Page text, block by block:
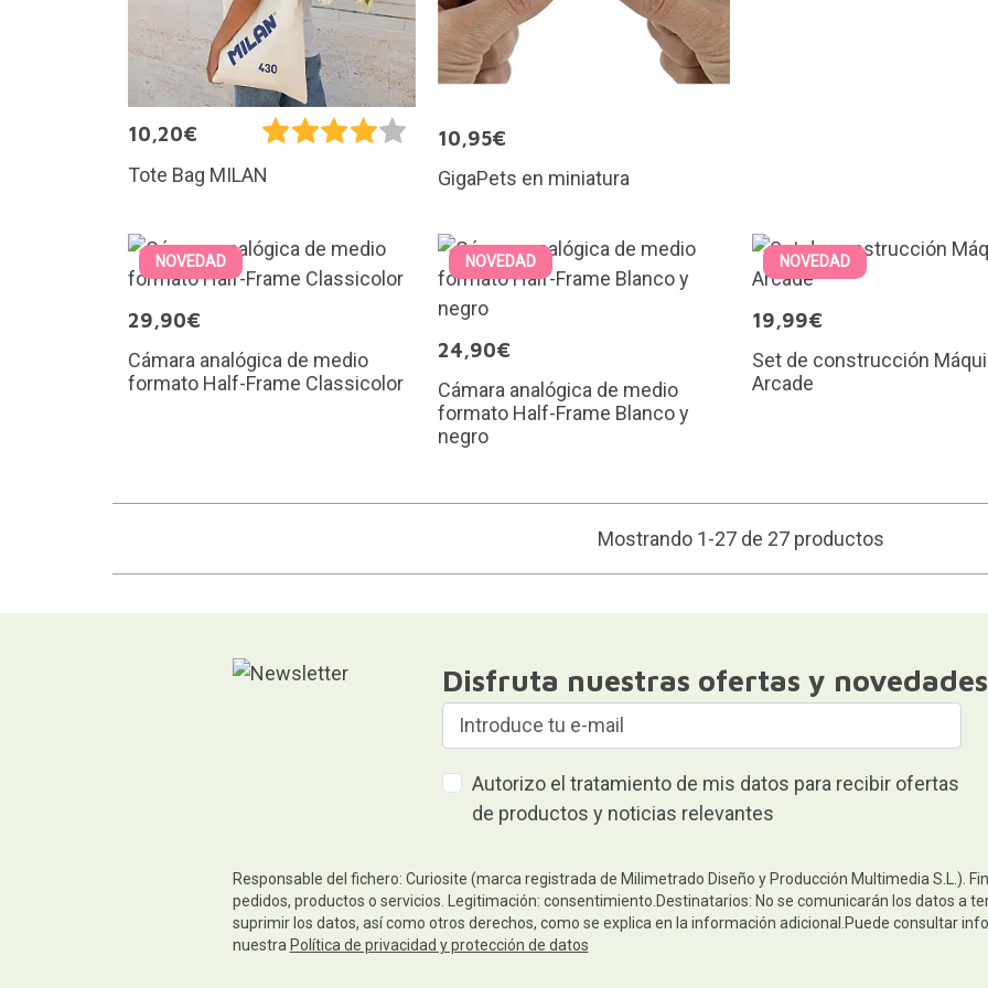
10,20€
Tote Bag MILAN
10,95€
GigaPets en miniatura
NOVEDAD
29,90€
Cámara analógica de medio
formato Half-Frame Classicolor
NOVEDAD
24,90€
Cámara analógica de medio
formato Half-Frame Blanco y
negro
NOVEDAD
19,99€
Set de construcción
Arcade
Mostrando 1-27 de 27 productos
Disfruta nuestras ofertas y novedades
Autorizo el tratamiento de mis datos para recibir ofertas
de productos y noticias relevantes
Responsable del fichero: Curiosite (marca registrada de Milimetrado Diseño y Producción Multimedia S.L.).
pedidos, productos o servicios. Legitimación: consentimiento.Destinatarios: No se comunicarán los datos a
suprimir los datos, así como otros derechos, como se explica en la información adicional.Puede consultar
nuestra Política de privacidad y protección de datos